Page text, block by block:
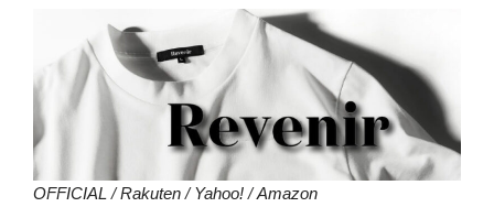
OFFICIAL /Rakuten/Yahoo!/Amazon